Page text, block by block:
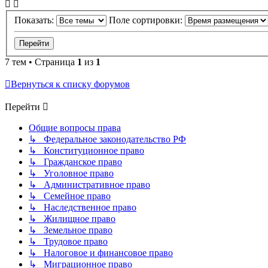
Показать: Поле сортировки:
7 тем • Страница 1 из 1
Вернуться к списку форумов
Перейти
Общие вопросы права
↳ Федеральное законодательство РФ
↳ Конституционное право
↳ Гражданское право
↳ Уголовное право
↳ Административное право
↳ Семейное право
↳ Наследственное право
↳ Жилищное право
↳ Земельное право
↳ Трудовое право
↳ Налоговое и финансовое право
↳ Миграционное право